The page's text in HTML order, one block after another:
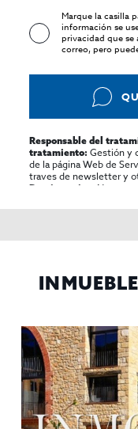
Marque la casilla
información se
privacidadque se
correo, pero
Responsable del
tratamiento: Gestión y
de la página Web de
traves de newsletter y
Destinatarios:
No se
rectificar y suprimir los